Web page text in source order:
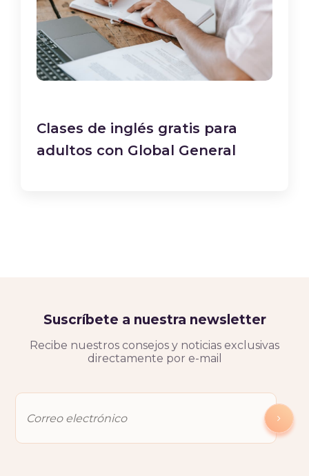
Clases de inglés gratis para
adultos con Global General
Suscríbete a nuestra newsletter
Recibe nuestros consejos y noticias exclusivas
directamente por e-mail